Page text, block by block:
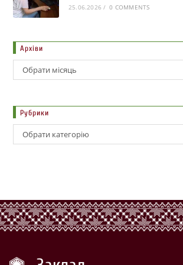
25.06.2026 / 0 COMMENTS
Архіви
Обрати місяць
Рубрики
Обрати категорію